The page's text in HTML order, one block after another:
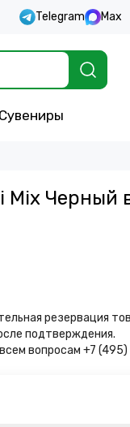
Telegram Max
Сувениры
Mix Черный
резервация
подтверждения.
вопросам +7